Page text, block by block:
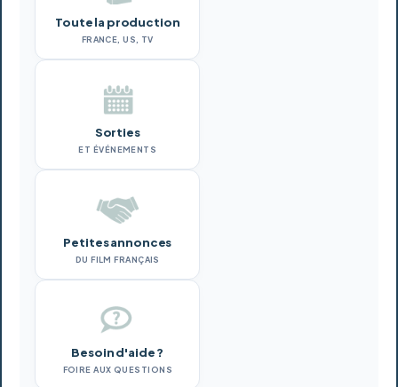
Toute la production
FRANCE, US, TV
Sorties
ET ÉVÉNEMENTS
Petites annonces
DU FILM FRANÇAIS
Besoin d'aide ?
FOIRE AUX QUESTIONS